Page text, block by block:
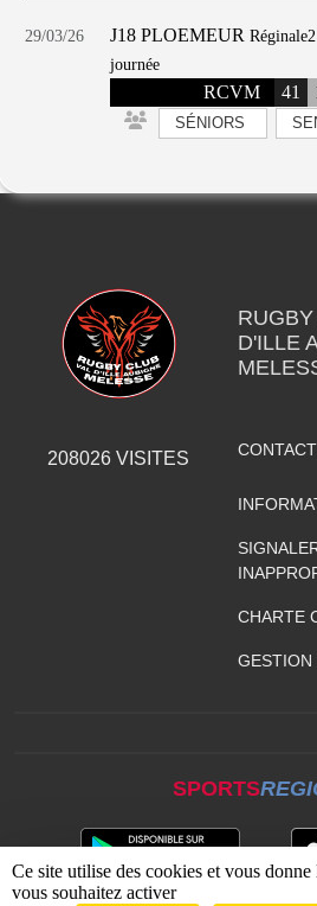
29/03/26 J18 PLOEMEUR
journée
RCVM 41
SÉNIORS
208026 VISITES
D'ILLE
CHARTE
GESTION
SPORTS
Ce site utilise des cookies et vous
vous souhaitez activer